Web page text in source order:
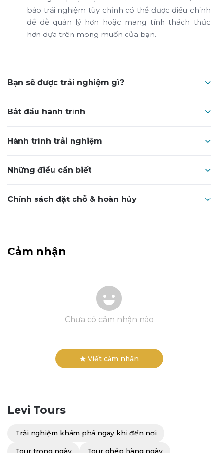
bảo trải nghiệm tùy chỉnh có thể được điều chỉnh
để dễ quản lý hơn hoặc mang tính thách thức
hơn dựa trên mong muốn của bạn.
Bạn sẽ được trải nghiệm gì?
Bắt đầu hành trình
Hành trình trải nghiệm
Những điều cần biết
Chính sách đặt chỗ & hoàn hủy
Cảm nhận
Chưa có cảm nhận nào
Viết cảm nhận
Levi Tours
Trải nghiệm khám phá ngay khi đến nơi
Tour trong ngày Tour ghép hàng ngày